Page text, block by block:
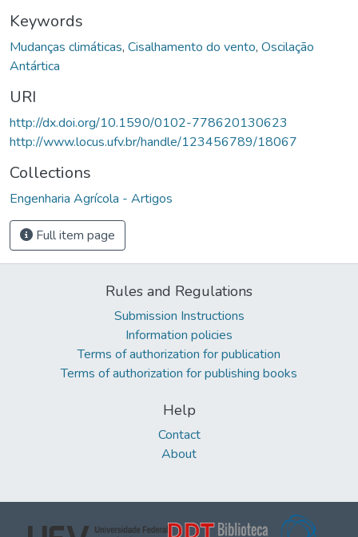
Keywords
Mudanças climáticas, Cisalhamento do vento, Oscilação
Antártica
URI
http://dx.doi.org/10.1590/0102-778620130623
http://www.locus.ufv.br/handle/123456789/18067
Collections
Engenharia Agrícola - Artigos
Full item page
Rules and Regulations
Submission Instructions
Information policies
Terms of authorization for publication
Terms of authorization for publishing books
Help
Contact
About